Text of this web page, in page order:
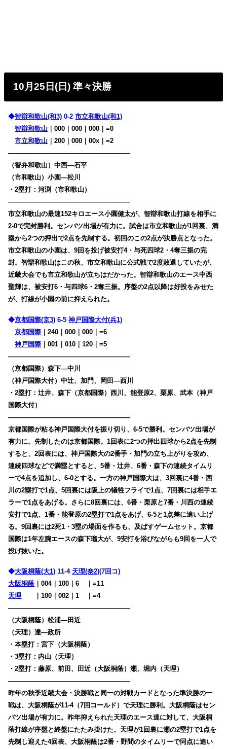
10月25日(日) 準々決勝
◆智辯和歌山(和3) 0-2市立和歌山(和1)
智辯和歌山 ｜000｜000｜000｜=0
市立和歌山 ｜200｜000｜00x｜=2
——————————————————–
（智弁和歌山）中西―石平
（市和歌山）小園―松川
・2塁打：河渕（市和歌山）
——————————————————–
市立和歌山の最速152キロエース小園健太が、智辯和歌山打線を相手に
2-0で完封勝利。センバツ出場が有力に。試合は市立和歌山が1回裏、満
塁から2つの押出で2点を先制する。初回のこの2点が決勝点となった。
市立和歌山の小園は、9回を投げ被安打4・与死四球2・4奪三振の完
封。智辯和歌山はこの秋、市立和歌山に公式戦で2度敗退していたが、
近畿大会でも市立和歌山が立ちはだかった。智辯和歌山のエース中西
聖輝は、被安打6・与四球6・2奪三振。序盤の2点以降は好投をみせた
が、打線が小園の前に抑えられた。
◆京都国際(京3) 6-5神戸国際大付(兵1)
京都国際 ｜240｜000｜000｜=6
神戸国際 ｜001｜010｜120｜=5
——————————————————–
（京都国際）森下―中川
（神戸国際大付）中辻、加門、岡田―西川
・2塁打：辻井、森下（京都国際）西川、能登原2、栗原、武本（神戸
国際大付）
——————————————————–
京都国際が粘る神戸国際大付を振り切り、6-5で勝利。センバツ出場が
有力に。先制したのは京都国際。1回表に2つの押出四球から2点を先制
すると、2回表には、神戸国際大の2番手・加門の立ち上がりを攻め、
連続四球などで満塁とすると、5番・辻井、6番・森下の連続タイムリ
ーで4点を追加し、6-0とする。一方の神戸国際大は、3回裏に4番・西
川の2塁打で1点、5回裏には阪上の犠牲フライで1点、7回裏には相手エ
ラーで1点をあげる。さらに8回裏には、6番・栗原と7番・川西の連続
安打で1点、1番・能登原の2塁打で1点をあげ、6-5と1点差に追い上げ
る。9回裏には2死1・3塁の場面を作るも、及ばすゲームセット。京都
国際は1年左腕エースの森下瑠大が、9安打を浴びながらも9回を一人で
投げ抜いた。
◆大阪桐蔭(大1) 11-4 天理(奈2)(7回コ)
大阪桐蔭 ｜004｜100｜6
｜=11
天理
｜100｜002｜1
｜=4
——————————————————–
（大阪桐蔭）松浦―田近
（天理）達―政所
・本塁打：宮下（大阪桐蔭）
・3塁打：内山（天理）
・2塁打：藤原、前田、田近（大阪桐蔭）瀬、堀内（天理）
——————————————————–
昨年の秋季近畿大会・決勝戦と同一の対戦カードとなった準決勝の一
戦は、大阪桐蔭が11-4（7回コールド）で天理に勝利。大阪桐蔭はセン
バツ出場が有力に。昨年抑えられた天理のエース達に対して、大阪桐
蔭打線が序盤と終盤にたたみ掛けた。天理が1回裏に瀬の2塁打で1点を
先制し迎えた4回表、大阪桐蔭は2番・野間のタイムリーで同点に追い